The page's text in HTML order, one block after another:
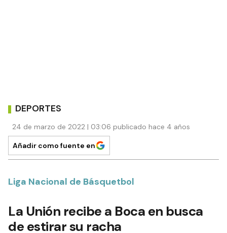
DEPORTES
24 de marzo de 2022 | 03:06 publicado hace 4 años
Añadir como fuente en
Liga Nacional de Básquetbol
La Unión recibe a Boca en busca
de estirar su racha